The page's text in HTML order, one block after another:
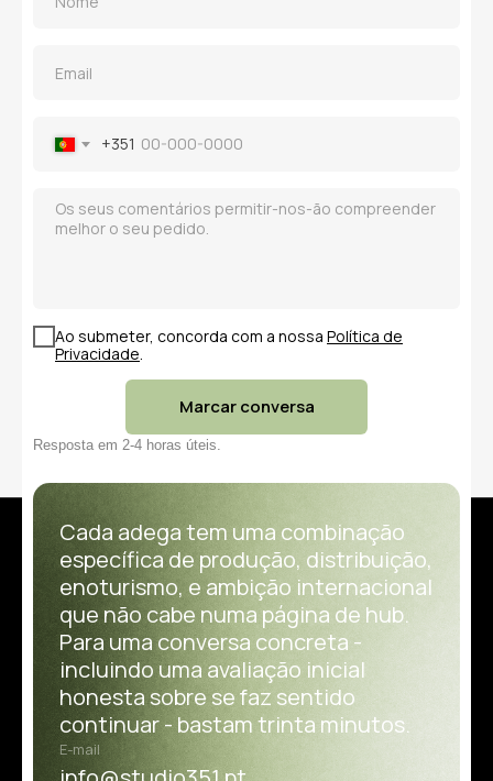
Cada adega tem uma combinação
específica de produção, distribuição,
enoturismo, e ambição internacional
que não cabe numa página de hub.
Para uma conversa concreta -
incluindo uma avaliação inicial
honesta sobre se faz sentido
continuar - bastam trinta minutos.
E-mail
+351
Ao submeter, concorda com a nossa Política de
Privacidade
Marcar conversa
Resposta em 2-4 horas úteis.